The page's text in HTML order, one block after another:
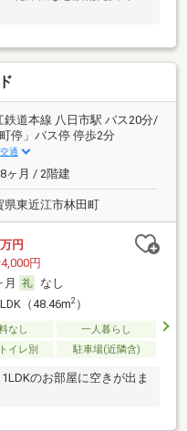
鉄道本線 八日市駅 バス20分/
町停」バス停 停歩2分
通
ヶ月 / 2階建
県東近江市林田町
万円
円
月
なし
（48.46m2）
なし
一人暮らし
イレ別 駐車場(近隣含)
のお部屋に空きが出ま